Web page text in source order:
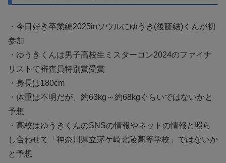
・今日好き卒業編2025inソウルにゆうき(後藤結)くんが初
参加
・ゆうきくんは男子高校生ミスターコン2024のファイナ
リストで審査員特別賞受賞
・身長は180cm
・体重は不明だが、約63kg～約68kgぐらいではないかと
予想
・高校はゆうきくんのSNSの情報やネットの情報と照ら
し合わせて「神奈川県立茅ケ崎北陵高等学校」ではないか
と予想